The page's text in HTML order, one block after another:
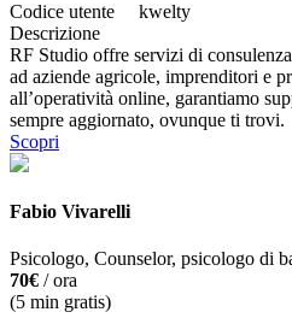
Codice utente
kwelty
Descrizione
RF Studio offre servizi di
ad aziende agricole, imprenditori e
all’operatività online, garantiamo
sempre aggiornato, ovunque ti trovi.
Scopri
Fabio Vivarelli
Psicologo, Counselor, psicologo di
70€ / ora
(5 min gratis)